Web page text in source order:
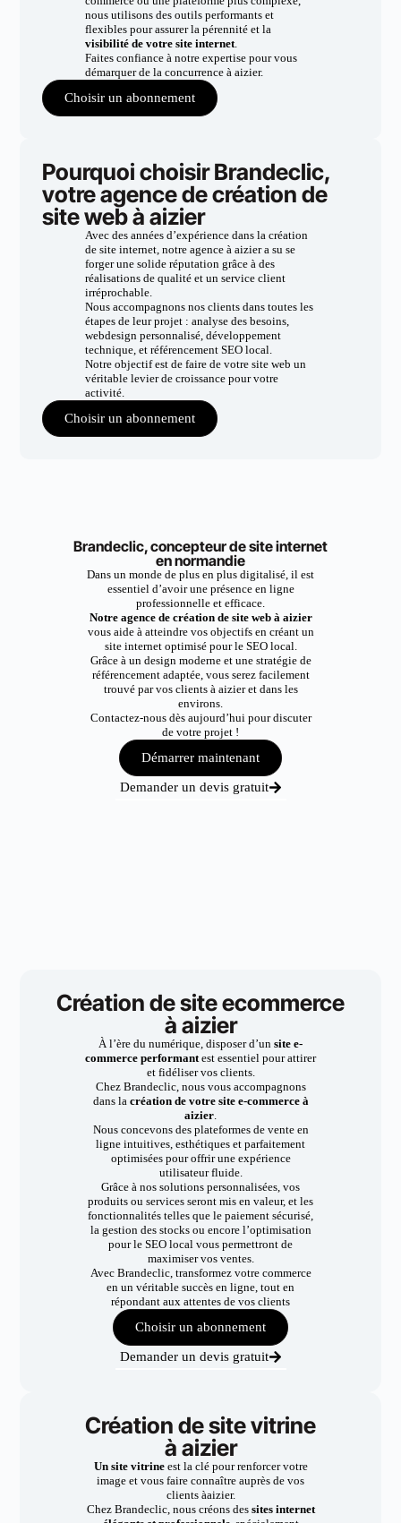
nous utilisons des outils performants et
flexibles pour assurer la pérennité et la
visibilité de votre site internet.
Faites confiance à notre expertise pour vous
démarquer de la concurrence à aizier.
Choisir un abonnement
Pourquoi choisir Brandeclic,
votre agence de création de
site web à aizier
Avec des années d’expérience dans la création
de site internet, notre agence à aizier a su se
forger une solide réputation grâce à des
réalisations de qualité et un service client
irréprochable.
Nous accompagnons nos clients dans toutes les
étapes de leur projet : analyse des besoins,
webdesign personnalisé, développement
technique, et référencement SEO local.
Notre objectif est de faire de votre site web un
véritable levier de croissance pour votre
activité.
Choisir un abonnement
Brandeclic, concepteur de site internet
en normandie
Dans un monde de plus en plus digitalisé, il est
essentiel d’avoir une présence en ligne
professionnelle et efficace.
Notre agence de création de site web à aizier
vous aide à atteindre vos objectifs en créant un
site internet optimisé pour le SEO local.
Grâce à un design moderne et une stratégie de
référencement adaptée, vous serez facilement
trouvé par vos clients à aizier et dans les
environs.
Contactez-nous dès aujourd’hui pour discuter
de votre projet !
Démarrer maintenant
Demander un devis gratuit
Création de site ecommerce
à aizier
À l’ère du numérique, disposer d’un site e-
commerce performantest essentiel pour attirer
et fidéliser vos clients.
Chez Brandeclic, nous vous accompagnons
dans la création de votre site e-commerce à
aizier.
Nous concevons des plateformes de vente en
ligne intuitives, esthétiques et parfaitement
optimisées pour offrir une expérience
utilisateur fluide.
Grâce à nos solutions personnalisées, vos
produits ou services seront mis en valeur, et les
fonctionnalités telles que le paiement sécurisé,
la gestion des stocks ou encore l’optimisation
pour le SEO local vous permettront de
maximiser vos ventes.
Avec Brandeclic, transformez votre commerce
en un véritable succès en ligne, tout en
répondant aux attentes de vos clients
Choisir un abonnement
Demander un devis gratuit
Création de site vitrine
à aizier
Un site vitrineest la clé pour renforcer votre
image et vous faire connaître auprès de vos
clients àaizier.
Chez Brandeclic, nous créons dessites internet